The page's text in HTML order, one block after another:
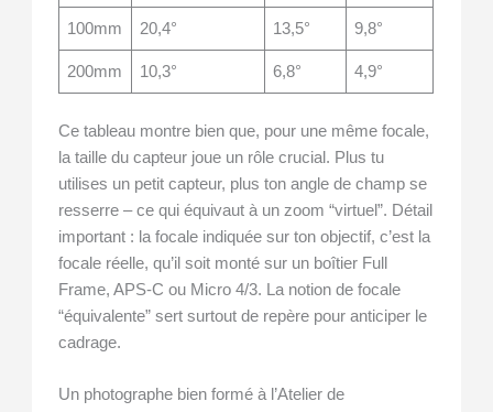
100mm 20,4° 13,5° 9,8°
200mm 10,3° 6,8° 4,9°
Ce tableau montre bien que, pour une même focale,
la taille du capteur joue un rôle crucial. Plus tu
utilises un petit capteur, plus ton angle de champ se
resserre – ce qui équivaut à un zoom “virtuel”. Détail
important : la focale indiquée sur ton objectif, c’est la
focale réelle, qu’il soit monté sur un boîtier Full
Frame, APS-C ou Micro 4/3. La notion de focale
“équivalente” sert surtout de repère pour anticiper le
cadrage.
Un photographe bien formé à l’Atelier de